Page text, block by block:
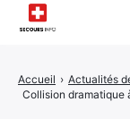
Accueil ›
Collision dramatique
Infos & Conseils